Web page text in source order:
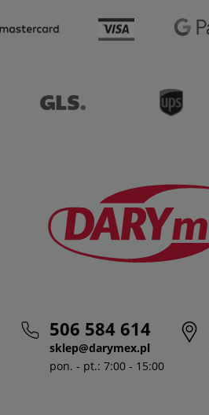
506 584 614
sklep@darymex.pl
pon. - pt.: 7:00 - 15:00